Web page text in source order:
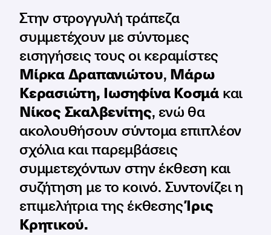
Στην στρογγυλή τράπεζα
συμμετέχουν με σύντομες
εισηγήσεις τους οι κεραμίστες
Μίρκα Δραπανιώτου,Μάρω
Κερασιώτη, Ιωσηφίνα Κοσμάκαι
Νίκος Σκαλβενίτης, ενώ θα
ακολουθήσουν σύντομα επιπλέον
σχόλια και παρεμβάσεις
συμμετεχόντων στην έκθεση και
συζήτηση με το κοινό. Συντονίζει η
επιμελήτρια της έκθεσηςΊρις
Κρητικού.